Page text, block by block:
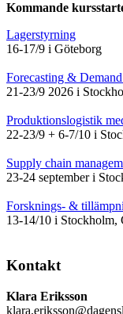
Kommande
Lagerstyrning
16-17/9 i Göteborg
Forecasting &
21-23/9 2026 i
Produktionslogistik
22-23/9 + 6-7/10 i
Supply chain
23-24 september i
Forsknings- &
13-14/10 i Stockholm,
Kontakt
Klara Eriksson